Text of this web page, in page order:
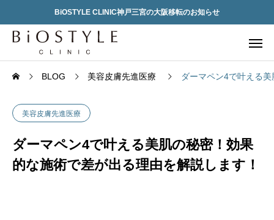
BiOSTYLE CLINIC神戸三宮の大阪移転のお知らせ
BLOG 美容皮膚先進医療 ダーマペン4で叶える
美容皮膚先進医療
ダーマペン4で叶える美肌の秘密！効果
的な施術で差が出る理由を解説します！